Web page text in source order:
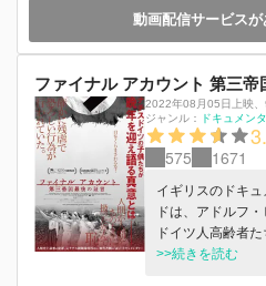
る。ハンナ・アー
レムのアイヒマ
感銘を受けた、“
ー・ブローマン
派”の1人と言わ
は、約350時間に
約2時間の映画に
シャリスト）”と
スに囲まれた被
上司の命令に従
役人の肖像を、
出す。ハンナ・
動画配信サービス
ファイナル アカウント 第三帝
2022年08月05日上映
ジャンル：
ドキュメン
575 1671
イギリスのドキ
ドは、アドルフ
ドイツ人高齢者
ホロコーストを直
>>続きを読む